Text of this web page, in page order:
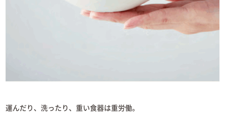
運んだり、洗ったり、重い食器は重労働。